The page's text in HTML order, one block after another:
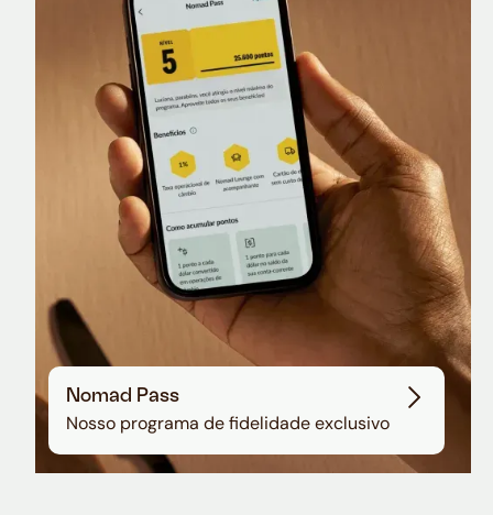
Nomad Lounge
Sala VIP no Aeroporto de Guarulhos
Nomad Pass
Nosso programa de fidelidade exclusivo